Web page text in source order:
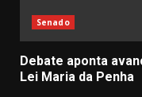
Senado
Debate aponta
Lei Maria da Penha